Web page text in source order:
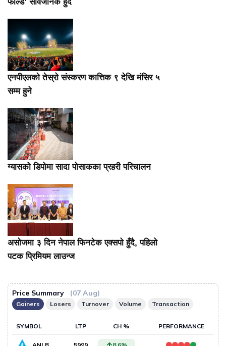
एनपीएलको तेस्रो संस्करण कात्तिक ९ देखि मंसिर ५
सम्म हुने
ग्यासको डिपोमा सादा पोसाकका प्रहरी परिचालन
असोजमा ३ दिन नेपाल फिनटेक एक्सपो हुँदै, पहिलो
पटक प्रिमियम लाउन्ज